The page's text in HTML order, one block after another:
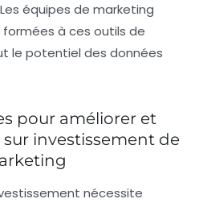
équipes de marketing
à ces outils de
le potentiel des données
pour améliorer et
investissement de
nécessite